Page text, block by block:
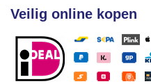
Veilig online kopen